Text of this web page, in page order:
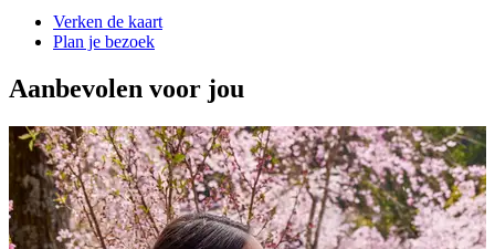
Verken de kaart
Plan je bezoek
Aanbevolen voor jou